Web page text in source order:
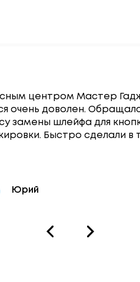
центром Мастер
очень доволен.
замены шлейфа для
Быстро сделали в
Юрий